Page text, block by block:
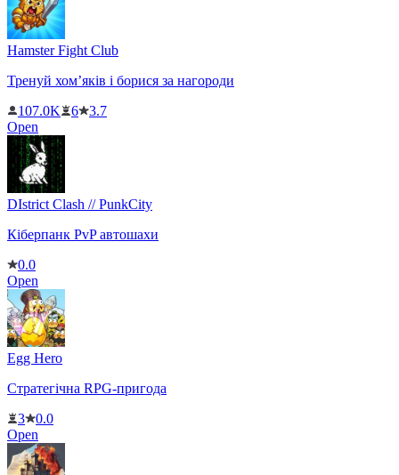
Hamster Fight Club
Тренуй хом’яків і борися за нагороди
107.0K
6
3.7
Open
DIstrict Clash // PunkCity
Кіберпанк PvP автошахи
0.0
Open
Egg Hero
Стратегічна RPG-пригода
3
0.0
Open